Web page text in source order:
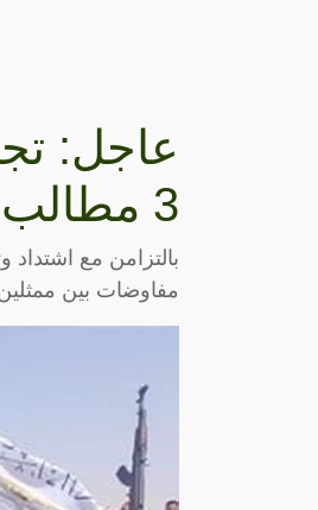
عاجل:
3 مطالب
بالتزامن مع اشتداد
مفاوضات بين